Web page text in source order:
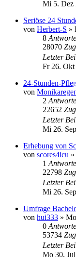
Mi 5. Dez
Seriöse 24
von Herbert-S »
8
28070
Letzter
Fr 26. Okt
24-Stunden-
von
2
22652
Letzter
Mi 26.
Erhebung von
von scores4icu »
1
22798
Letzter
Mi 26.
Umfrage
von hui333 »
0
53734
Letzter
Mo 30.